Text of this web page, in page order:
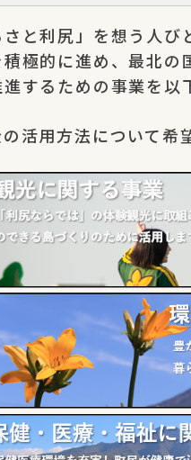
と利尻」を想う人び
積極的に進め、最北
するための事業を以
活用方法について希